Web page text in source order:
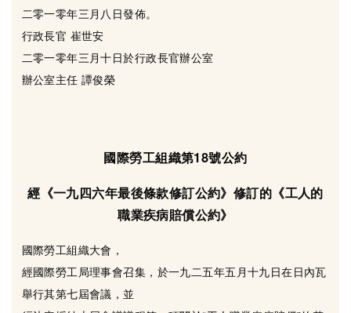
二零一零年三月八日發佈。
行政長官 崔世安
二零一零年三月十日於行政長官辦公室
辦公室主任 譚俊榮
國際勞工組織第18號公約
經《一九四六年最後條款修訂公約》修訂的《工人的
職業疾病賠償公約》
國際勞工組織大會，
經國際勞工局理事會召集，於一九二五年五月十九日在日內瓦
舉行其第七屆會議，並